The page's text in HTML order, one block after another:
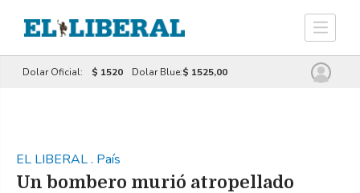
Dolar Oficial: $ 1520 Dolar Blue:$ 1525,00
EL LIBERAL. País
Un bombero murió atropellado